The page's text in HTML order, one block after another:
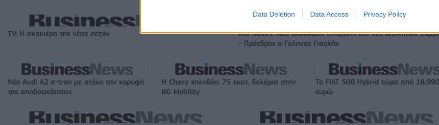
Data Deletion Data Access Privacy Policy
TV: Η σκακιέρα της νέας σεζόν
IAB Hellas: Νέα Διοικούσα Επιτροπή και νέο Διοικητικό
- Πρόεδρος ο Γαληνός Γιαγλής
Νέο Audi A2 e-tron με στόχο την κορυφή
της αποδοτικότητας
Η Chery επενδύει 75 εκατ. δολάρια στην
KG Mobility
Το FIAT 500 Hybrid τώρα από 18.990
ευρώ